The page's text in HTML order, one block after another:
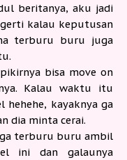
beritanya, aku jadi
kalau keputusan
terburu buru juga
bisa move on
Kalau waktu itu
hehehe, kayaknya ga
dia minta cerai.
ga terburu buru ambil
ini dan galaunya